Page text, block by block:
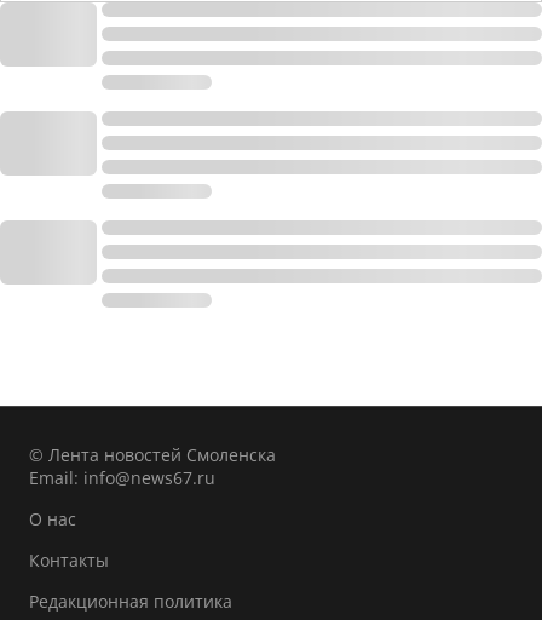
© Лента новостей Смоленска
Email: info@news67.ru
О нас
Контакты
Редакционная политика